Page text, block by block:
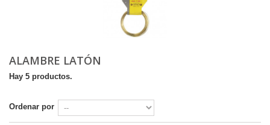
ALAMBRE LATÓN
Hay 5 productos.
Ordenar por